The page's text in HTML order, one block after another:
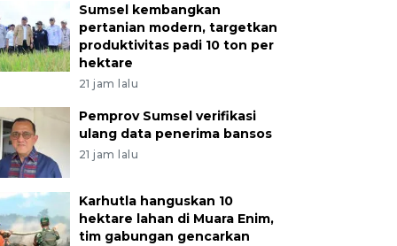
Sumsel kembangkan
pertanian modern, targetkan
produktivitas padi 10 ton per
hektare
21 jam lalu
Pemprov Sumsel verifikasi
ulang data penerima bansos
21 jam lalu
Karhutla hanguskan 10
hektare lahan di Muara Enim,
tim gabungan gencarkan